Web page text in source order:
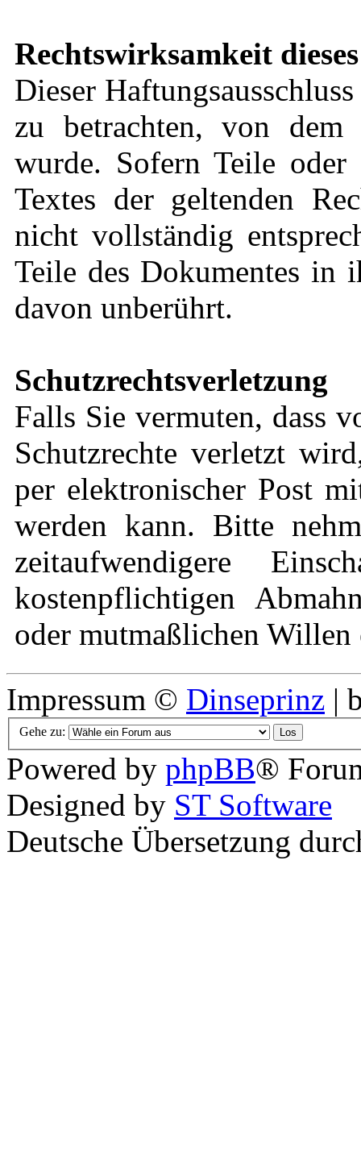
Rechtswirksamkeit
Dieser
zu betrachten, von dem
wurde. Sofern Teile oder
Textes der geltenden
nicht vollständig
Teile des Dokumentes
davon unberührt.
Schutzrechtsverletzung
Falls Sie vermuten, dass
Schutzrechte verletzt
per elektronischer Post
werden kann. Bitte
zeitaufwendigere
kostenpflichtigen
oder mutmaßlichen Willen
Impressum © Dinseprinz |
Gehe zu:
Powered by phpBB®
Designed by ST Software
Deutsche Übersetzung